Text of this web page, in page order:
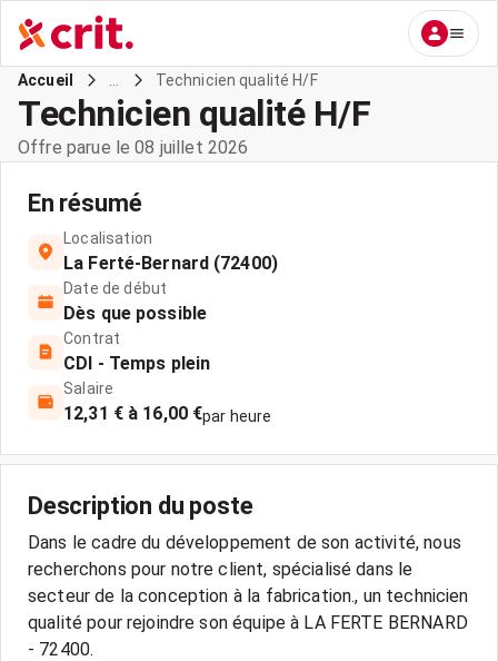
Accueil Technicien qualité H/F
Technicien qualité H/F
Offre parue le 08 juillet 2026
En résumé
Localisation
La Ferté-Bernard (72400)
Date de début
Dès que possible
Contrat
CDI - Temps plein
Salaire
12,31 € à 16,00 €par heure
Description du poste
Dans le cadre du développement de son activité, nous
recherchons pour notre client, spécialisé dans le
secteur de la conception à la fabrication., un technicien
qualité pour rejoindre son équipe à LA FERTE BERNARD
- 72400.